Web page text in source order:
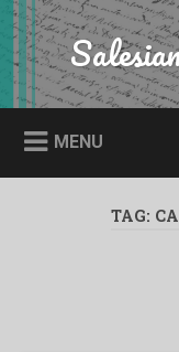
Skip
to
content
Search
MENU
TAG: